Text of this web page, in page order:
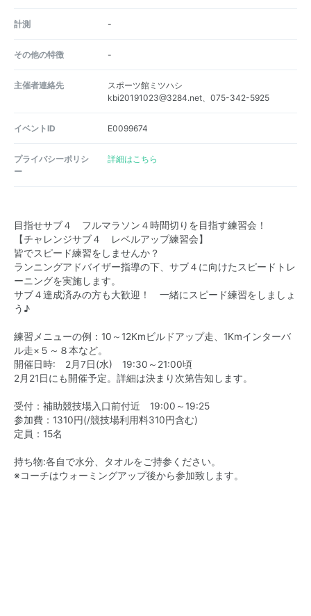
計測 -
その他の特徴 -
主催者連絡先
スポーツ館ミツハシ
kbi20191023@3284.net、075-342-5925
イベントID E0099674
プライバシーポリシ
ー
詳細はこちら
目指せサブ４ フルマラソン４時間切りを目指す練習会！
【チャレンジサブ４ レベルアップ練習会】
皆でスピード練習をしませんか？
ランニングアドバイザー指導の下、サブ４に向けたスピードトレ
ーニングを実施します。
サブ４達成済みの方も大歓迎！ 一緒にスピード練習をしましょ
う♪
練習メニューの例：10～12Kmビルドアップ走、1Kmインターバ
ル走×５～８本など。
開催日時: 2月7日(水) 19:30～21:00頃
2月21日にも開催予定。詳細は決まり次第告知します。
受付：補助競技場入口前付近 19:00～19:25
参加費：1310円(/競技場利用料310円含む)
定員：15名
持ち物:各自で水分、タオルをご持参ください。
※コーチはウォーミングアップ後から参加致します。